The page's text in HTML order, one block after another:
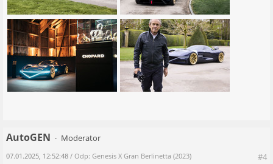
AutoGEN
Moderator
#4
07.01.2025, 12:52:48 / Odp: Genesis X Gran Berlinetta (2023)